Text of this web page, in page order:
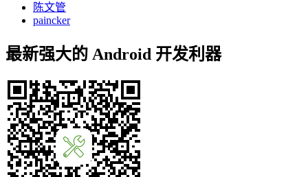
陈文管
paincker
最新强大的 Android 开发利器